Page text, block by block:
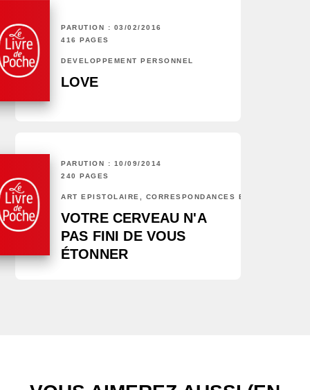
PARUTION : 03/02/2016
416 PAGES
DÉVELOPPEMENT PERSONNEL
LOVE
PARUTION : 10/09/2014
240 PAGES
ART ÉPISTOLAIRE, CORRESPONDANCES ET CHRONIQUES
VOTRE CERVEAU N'A
PAS FINI DE VOUS
ÉTONNER